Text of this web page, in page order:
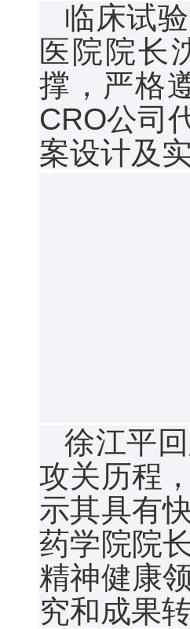
临床试
医院院长
撑，严格
CRO公司
案设计及
徐江平
攻关历程
示其具有
药学院院
精神健康
究和成果